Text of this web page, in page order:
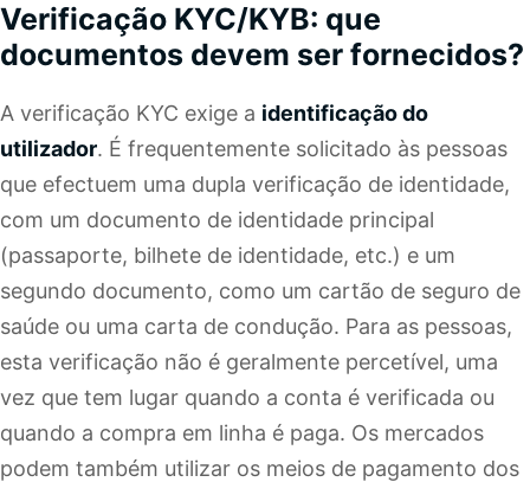
Verificação KYC/KYB: que
documentos devem ser fornecidos?
A verificação KYC exige a identificação do
utilizador. É frequentemente solicitado às pessoas
que efectuem uma dupla verificação de identidade,
com um documento de identidade principal
(passaporte, bilhete de identidade, etc.) e um
segundo documento, como um cartão de seguro de
saúde ou uma carta de condução. Para as pessoas,
esta verificação não é geralmente percetível, uma
vez que tem lugar quando a conta é verificada ou
quando a compra em linha é paga. Os mercados
podem também utilizar os meios de pagamento dos